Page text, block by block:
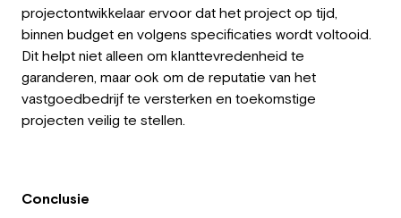
projectontwikkelaar ervoor dat het project op tijd,
binnen budget en volgens specificaties wordt voltooid.
Dit helpt niet alleen om klanttevredenheid te
garanderen, maar ook om de reputatie van het
vastgoedbedrijf te versterken en toekomstige
projecten veilig te stellen.
Conclusie